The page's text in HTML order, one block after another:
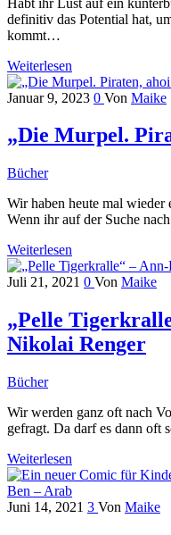
definitiv das Potential hat,
kommt…
Weiterlesen
Januar 9, 2023 0 Von Maike
„Die Murpel.
Bücher
Wir haben heute mal wieder
Wenn ihr auf der Suche
Weiterlesen
Juli 21, 2021 0 Von Maike
„Pelle
Nikolai Renger
Bücher
Wir werden ganz oft nach
gefragt. Da darf es dann oft
Weiterlesen
Juni 14, 2021 3 Von Maike